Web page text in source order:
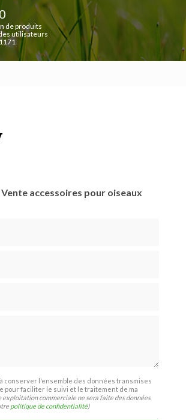
de produits
utilisateurs
accessoires pour oiseaux
conserver l'ensemble des données transmises
pour faciliter le suivi et le traitement de ma
exploitation commerciale ne sera faite des données
politique de confidentialité)